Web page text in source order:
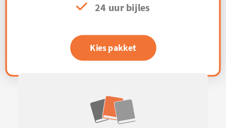
24 uur bijles
Kies pakket